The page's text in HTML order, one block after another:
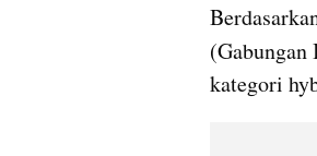
kategori